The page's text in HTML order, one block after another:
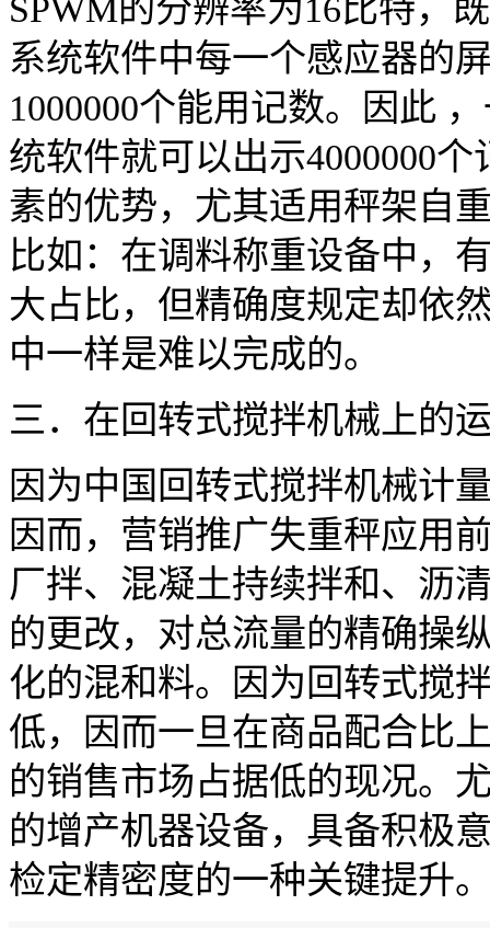
SPWM的分辨率为16比特，
系统软件中每一个感应器的
1000000个能用记数。因此
统软件就可以出示4000000
素的优势，尤其适用秤架自
比如：在调料称重设备中，
大占比，但精确度规定却依
中一样是难以完成的。
三．在回转式搅拌机械上的
因为中国回转式搅拌机械计
因而，营销推广失重秤应用
厂拌、混凝土持续拌和、沥
的更改，对总流量的精确操
化的混和料。因为回转式搅
低，因而一旦在商品配合比
的销售市场占据低的现况。
的增产机器设备，具备积极
检定精密度的一种关键提升